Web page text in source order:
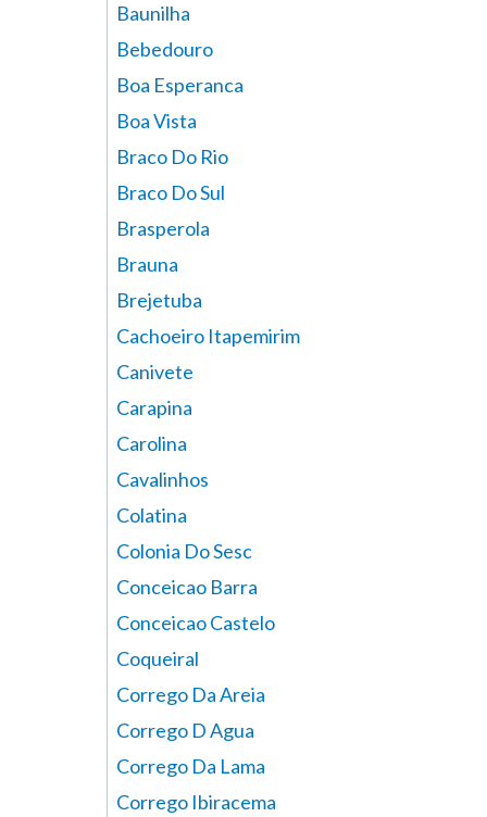
Baunilha
Bebedouro
Boa Esperanca
Boa Vista
Braco Do Rio
Braco Do Sul
Brasperola
Brauna
Brejetuba
Cachoeiro Itapemirim
Canivete
Carapina
Carolina
Cavalinhos
Colatina
Colonia Do Sesc
Conceicao Barra
Conceicao Castelo
Coqueiral
Corrego Da Areia
Corrego D Agua
Corrego Da Lama
Corrego Ibiracema